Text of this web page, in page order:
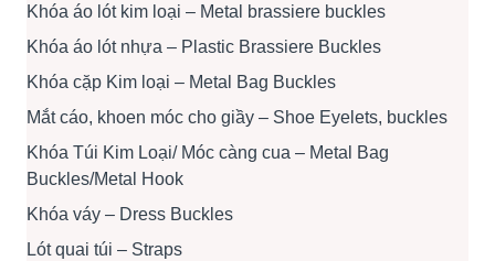
Khóa áo lót kim loại – Metal brassiere buckles
Khóa áo lót nhựa – Plastic Brassiere Buckles
Khóa cặp Kim loại – Metal Bag Buckles
Mắt cáo, khoen móc cho giầy – Shoe Eyelets, buckles
Khóa Túi Kim Loại/ Móc càng cua – Metal Bag
Buckles/Metal Hook
Khóa váy – Dress Buckles
Lót quai túi – Straps